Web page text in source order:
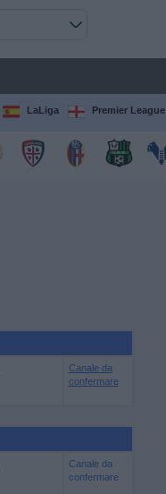
LaLiga Premier League
Canale da
confermare
Canale da
confermare